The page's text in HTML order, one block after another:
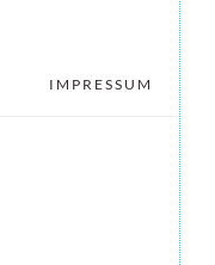
IMPRESSUM